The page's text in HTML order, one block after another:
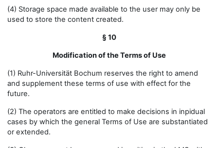
(4) Storage space made available to the user may only be
used to store the content created.
§ 10
Modification of the Terms of Use
(1) Ruhr-Universität Bochum reserves the right to amend
and supplement these terms of use with effect for the
future.
(2) The operators are entitled to make decisions in inpidual
cases by which the general Terms of Use are substantiated
or extended.